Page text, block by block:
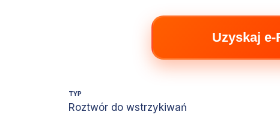
Uzyskaj
TYP
Roztwór do wstrzykiwań